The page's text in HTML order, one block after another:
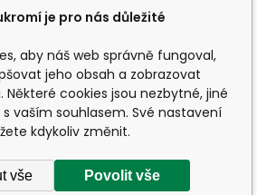
je pro nás důležité
aby náš web správně fungoval,
jeho obsah a zobrazovat
cookies jsou nezbytné, jiné
vaším souhlasem. Své nastavení
kdykoliv změnit.
vše Povolit vše